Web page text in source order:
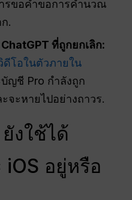
รขอคำขอการคำนวณ
.
ที่ถูกยกเลิก:
ดีโอในตัวภายใน
ญชี Pro กำลังถูก
จะหายไปอย่างถาวร.
งใช้ได้
iOS อยู่หรือ